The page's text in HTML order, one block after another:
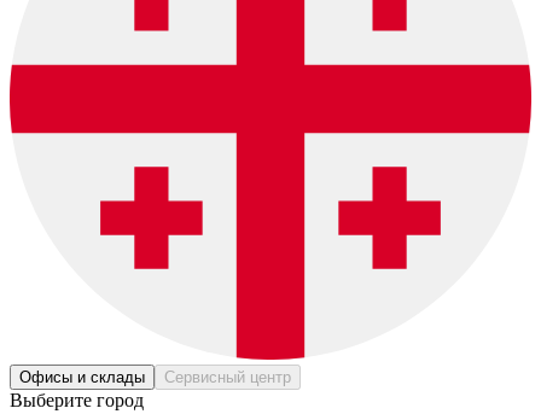
Офисы и склады Сервисный центр
Выберите город